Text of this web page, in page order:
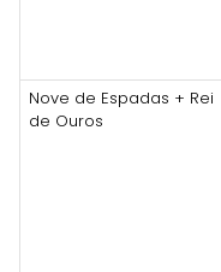
Nove de Espadas + Rei
de Ouros